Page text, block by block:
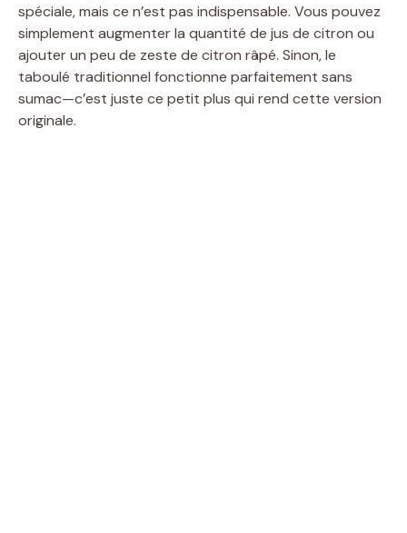
spéciale, mais ce n’est pas indispensable. Vous pouvez
simplement augmenter la quantité de jus de citron ou
ajouter un peu de zeste de citron râpé. Sinon, le
taboulé traditionnel fonctionne parfaitement sans
sumac—c’est juste ce petit plus qui rend cette version
originale.